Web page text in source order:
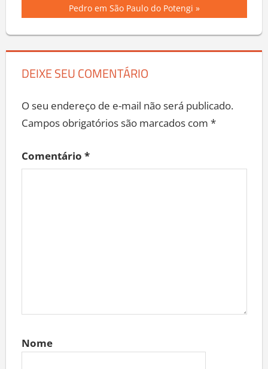
Pedro em São Paulo do Potengi
DEIXE SEU COMENTÁRIO
O seu endereço de e-mail não será publicado.
Campos obrigatórios são marcados com *
Comentário *
Nome